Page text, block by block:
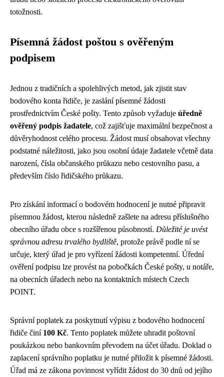
totožnosti.
Písemná žádost poštou s ověřeným
podpisem
Jednou z tradičních a spolehlivých metod, jak zjistit stav
bodového konta řidiče, je zaslání písemné žádosti
prostřednictvím České pošty. Tento způsob vyžaduje úředně
ověřený podpis žadatele, což zajišťuje maximální bezpečnost a
důvěryhodnost celého procesu. Žádost musí obsahovat všechny
podstatné náležitosti, jako jsou osobní údaje žadatele včetně data
narození, čísla občanského průkazu nebo cestovního pasu, a
především číslo řidičského průkazu.
Pro získání informací o bodovém hodnocení je nutné připravit
písemnou žádost, kterou následně zašlete na adresu příslušného
obecního úřadu obce s rozšířenou působností. Důležité je uvést
správnou adresu trvalého bydliště, protože právě podle ní se
určuje, který úřad je pro vyřízení žádosti kompetentní. Úřední
ověření podpisu lze provést na pobočkách České pošty, u notáře,
na obecních úřadech nebo na kontaktních místech Czech
POINT.
Správní poplatek za poskytnutí výpisu z bodového hodnocení
řidiče činí 100 Kč. Tento poplatek můžete uhradit poštovní
poukázkou nebo bankovním převodem na účet úřadu. Doklad o
zaplacení správního poplatku je nutné přiložit k písemné žádosti.
Úřad má ze zákona povinnost vyřídit žádost do 30 dnů od jejího